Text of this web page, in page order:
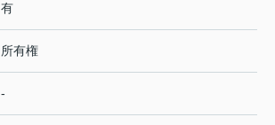
有
所有権
-